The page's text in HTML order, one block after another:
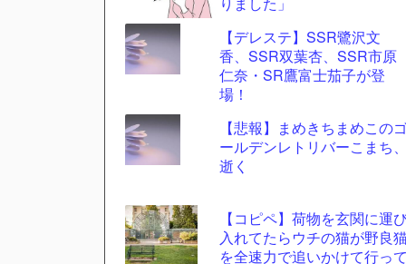
【デレステ】SSR鷺沢文
香、SSR双葉杏、SSR市原
仁奈・SR鷹富士茄子が登
場！
【悲報】まめきちまめこの
ールデンレトリバーこまち、
逝く
【コピペ】荷物を玄関に運
入れてたらウチの猫が野良
を全速力で追いかけて行って